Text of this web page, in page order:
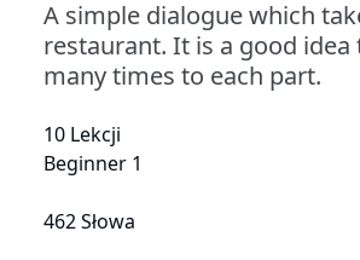
A simple dialogue which
restaurant. It is a good idea
many times to each part.
10 Lekcji
Beginner 1
462 Słowa